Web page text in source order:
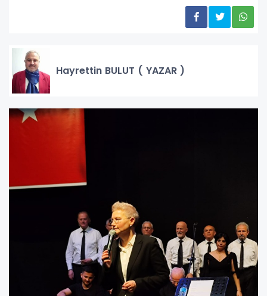
Hayrettin BULUT ( YAZAR )